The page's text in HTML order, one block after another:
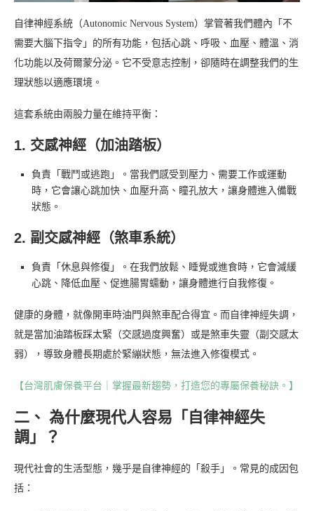
自律神經系統（Autonomic Nervous System）掌管著我們體內「不
需要大腦下指令」的所有功能，包括心跳、呼吸、血壓、體溫、消
化功能以及荷爾蒙分泌。它不受意志控制，卻隨時在調整我們的生
理狀態以適應環境。
這套系統由兩股力量在維持平衡：
1. 交感神經（加油踏板）
負責「戰鬥或逃跑」。當我們感受到壓力、需要工作或運動
時，它會讓心跳加快、血壓升高、瞳孔放大，讓身體進入備戰
狀態。
2. 副交感神經（煞車系統）
負責「休息與修復」。在我們放鬆、睡覺或進食時，它會減緩
心跳、降低血壓、促進腸胃蠕動，讓身體進行自我修復。
健康的身體，就像開車時油門與煞車配合得宜。而自律神經失調，
就是當加油踏板踩太緊（交感過度興奮）或是煞車失靈（副交感太
弱），導致身體長期處於緊繃狀態，無法進入修復模式。
【台灣肌膚保養平台｜掌握最新趨勢，打造您的專屬保養秘訣。】
二、 為什麼現代人容易「自律神經失
調」？
現代社會的生活型態，幾乎是自律神經的「殺手」。常見的成因包
括：